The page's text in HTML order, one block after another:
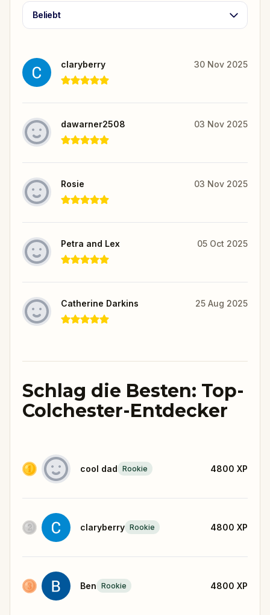
Beliebt
claryberry 30 Nov 2025
dawarner2508 03 Nov 2025
Rosie 03 Nov 2025
Petra and Lex 05 Oct 2025
Catherine Darkins 25 Aug 2025
Schlag die Besten: Top-
Colchester-Entdecker
cool dad Rookie 4800 XP
claryberry Rookie 4800 XP
Ben Rookie 4800 XP